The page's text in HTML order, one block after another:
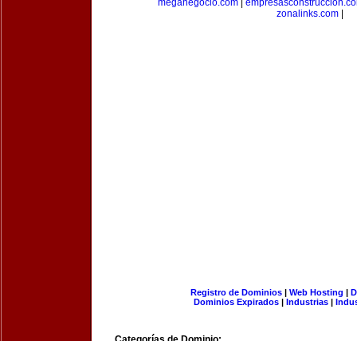
meganegocio.com|
zonalinks.com
Registro de Dominios| Web Hosting |
Dominios Expirados | Industrias |